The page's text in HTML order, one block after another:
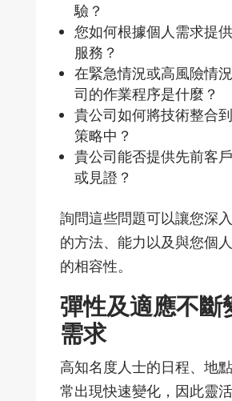
驗？
您如何根據個人需求提
服務？
在緊急情況或高風險情
司的作業程序是什麼？
貴公司如何將技術整合
策略中？
貴公司能否提供先前客
或見證？
詢問這些問題可以讓您深
的方法、能力以及與您個
的相容性。
彈性及適應不斷
需求
高知名度人士的日程、地
常出現快速變化，因此靈